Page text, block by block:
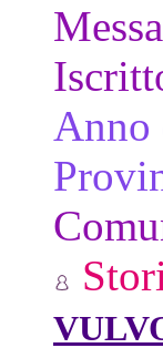
Anno